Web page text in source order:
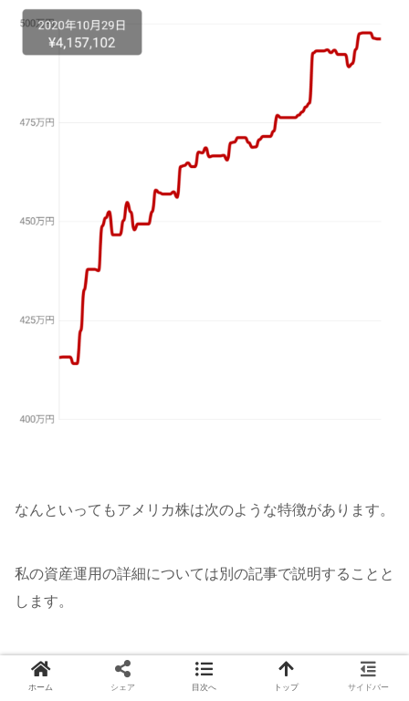
なんといってもアメリカ株は次のような特徴があります。
私の資産運用の詳細については別の記事で説明することと
します。
ホーム シェア 目次へ トップ サイドバー